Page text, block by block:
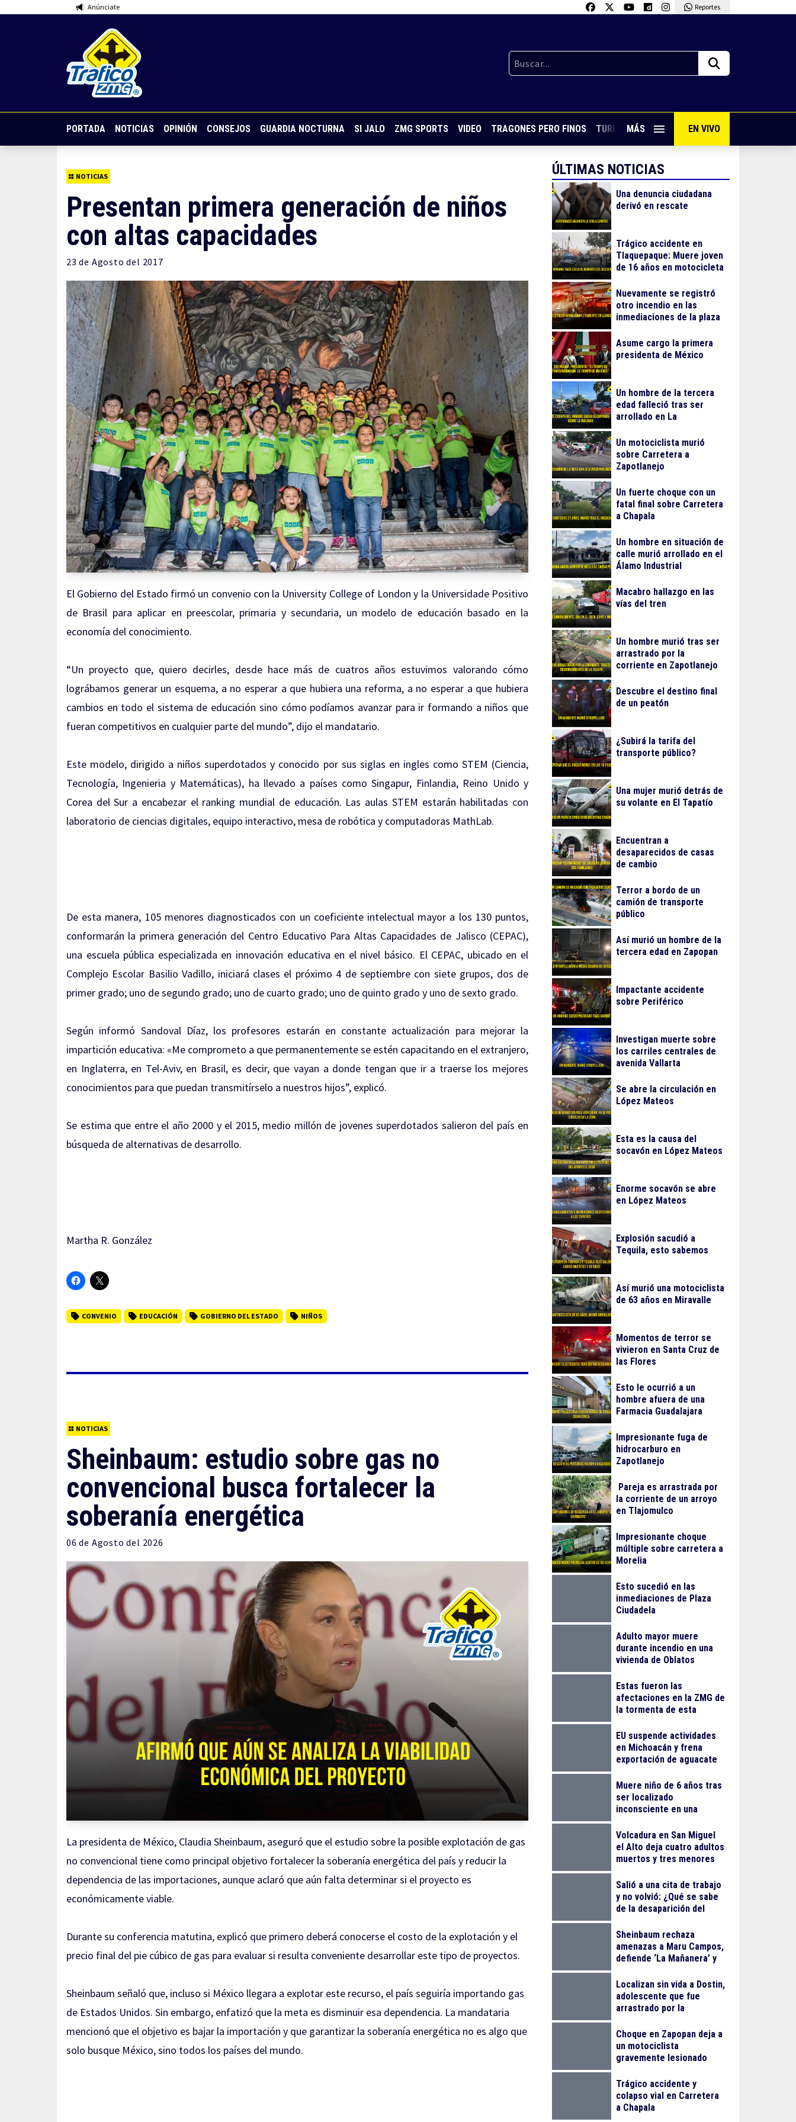
Anúnciate Reportes
PORTADA NOTICIAS OPINIÓN CONSEJOS GUARDIA NOCTURNA SI JALO ZMG SPORTS VIDEO TRAGONES PERO FINOS TURISMO CON SABOR VIVE PUERTO VALLARTA
MÁS EN VIVO
NOTICIAS
Presentan primera generación de niños
con altas capacidades
23 de Agosto del 2017
El Gobierno del Estado firmó un convenio con la University College of London y la Universidade Positivo
de Brasil para aplicar en preescolar, primaria y secundaria, un modelo de educación basado en la
economía del conocimiento.
“Un proyecto que, quiero decirles, desde hace más de cuatros años estuvimos valorando cómo
lográbamos generar un esquema, a no esperar a que hubiera una reforma, a no esperar a que hubiera
cambios en todo el sistema de educación sino cómo podíamos avanzar para ir formando a niños que
fueran competitivos en cualquier parte del mundo”, dijo el mandatario.
Este modelo, dirigido a niños superdotados y conocido por sus siglas en ingles como STEM (Ciencia,
Tecnología, Ingenieria y Matemáticas), ha llevado a países como Singapur, Finlandia, Reino Unido y
Corea del Sur a encabezar el ranking mundial de educación. Las aulas STEM estarán habilitadas con
laboratorio de ciencias digitales, equipo interactivo, mesa de robótica y computadoras MathLab.
De esta manera, 105 menores diagnosticados con un coeficiente intelectual mayor a los 130 puntos,
conformarán la primera generación del Centro Educativo Para Altas Capacidades de Jalisco (CEPAC),
una escuela pública especializada en innovación educativa en el nivel básico. El CEPAC, ubicado en el
Complejo Escolar Basilio Vadillo, iniciará clases el próximo 4 de septiembre con siete grupos, dos de
primer grado; uno de segundo grado; uno de cuarto grado; uno de quinto grado y uno de sexto grado.
Según informó Sandoval Díaz, los profesores estarán en constante actualización para mejorar la
impartición educativa: «Me comprometo a que permanentemente se estén capacitando en el extranjero,
en Inglaterra, en Tel-Aviv, en Brasil, es decir, que vayan a donde tengan que ir a traerse los mejores
conocimientos para que puedan transmitírselo a nuestros hijos”, explicó.
Se estima que entre el año 2000 y el 2015, medio millón de jovenes superdotados salieron del país en
búsqueda de alternativas de desarrollo.
Martha R. González
CONVENIO EDUCACIÓN GOBIERNO DEL ESTADO NIÑOS
NOTICIAS
Sheinbaum: estudio sobre gas no
convencional busca fortalecer la
soberanía energética
06 de Agosto del 2026
La presidenta de México, Claudia Sheinbaum, aseguró que el estudio sobre la posible explotación de gas
no convencional tiene como principal objetivo fortalecer la soberanía energética del país y reducir la
dependencia de las importaciones, aunque aclaró que aún falta determinar si el proyecto es
económicamente viable.
Durante su conferencia matutina, explicó que primero deberá conocerse el costo de la explotación y el
precio final del pie cúbico de gas para evaluar si resulta conveniente desarrollar este tipo de proyectos.
Sheinbaum señaló que, incluso si México llegara a explotar este recurso, el país seguiría importando gas
de Estados Unidos. Sin embargo, enfatizó que la meta es disminuir esa dependencia. La mandataria
mencionó que el objetivo es bajar la importación y que garantizar la soberanía energética no es algo que
solo busque México, sino todos los países del mundo.
ÚLTIMAS NOTICIAS
Una denuncia ciudadana
derivó en rescate
Trágico accidente en
Tlaquepaque: Muere joven
de 16 años en motocicleta
Nuevamente se registró
otro incendio en las
inmediaciones de la plaza
Asume cargo la primera
presidenta de México
Un hombre de la tercera
edad falleció tras ser
arrollado en La
Un motociclista murió
sobre Carretera a
Zapotlanejo
Un fuerte choque con un
fatal final sobre Carretera
a Chapala
Un hombre en situación de
calle murió arrollado en el
Álamo Industrial
Macabro hallazgo en las
vías del tren
Un hombre murió tras ser
arrastrado por la
corriente en Zapotlanejo
Descubre el destino final
de un peatón
¿Subirá la tarifa del
transporte público?
Una mujer murió detrás de
su volante en El Tapatío
Encuentran a
desaparecidos de casas
de cambio
Terror a bordo de un
camión de transporte
público
Así murió un hombre de la
tercera edad en Zapopan
Impactante accidente
sobre Periférico
Investigan muerte sobre
los carriles centrales de
avenida Vallarta
Se abre la circulación en
López Mateos
Esta es la causa del
socavón en López Mateos
Enorme socavón se abre
en López Mateos
Explosión sacudió a
Tequila, esto sabemos
Así murió una motociclista
de 63 años en Miravalle
Momentos de terror se
vivieron en Santa Cruz de
las Flores
Esto le ocurrió a un
hombre afuera de una
Farmacia Guadalajara
Impresionante fuga de
hidrocarburo en
Zapotlanejo
Pareja es arrastrada por
la corriente de un arroyo
en Tlajomulco
Impresionante choque
múltiple sobre carretera a
Morelia
Esto sucedió en las
inmediaciones de Plaza
Ciudadela
Adulto mayor muere
durante incendio en una
vivienda de Oblatos
Estas fueron las
afectaciones en la ZMG de
la tormenta de esta
EU suspende actividades
en Michoacán y frena
exportación de aguacate
Muere niño de 6 años tras
ser localizado
inconsciente en una
Volcadura en San Miguel
el Alto deja cuatro adultos
muertos y tres menores
Salió a una cita de trabajo
y no volvió: ¿Qué se sabe
de la desaparición del
Cabezas Talavera?
Sheinbaum rechaza
amenazas a Maru Campos,
defiende ‘La Mañanera’ y
de Reforestación
Localizan sin vida a Dostin,
adolescente que fue
arrastrado por la
de Oblatos
Choque en Zapopan deja a
un motociclista
gravemente lesionado
Trágico accidente y
colapso vial en Carretera
a Chapala